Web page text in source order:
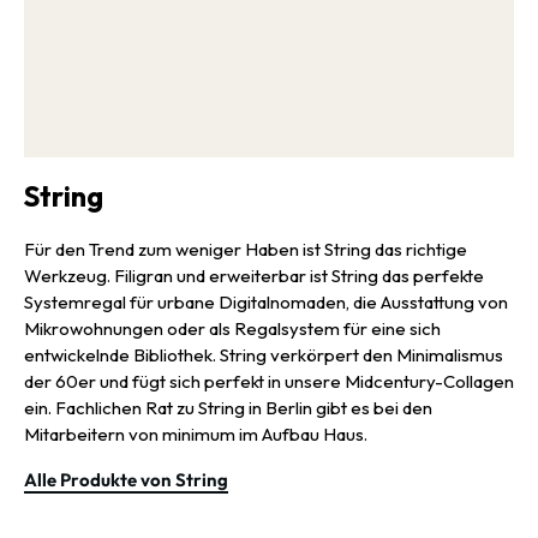
String
Für den Trend zum weniger Haben ist String das richtige
Werkzeug. Filigran und erweiterbar ist String das perfekte
Systemregal für urbane Digitalnomaden, die Ausstattung von
Mikrowohnungen oder als Regalsystem für eine sich
entwickelnde Bibliothek. String verkörpert den Minimalismus
der 60er und fügt sich perfekt in unsere Midcentury-Collagen
ein. Fachlichen Rat zu String in Berlin gibt es bei den
Mitarbeitern von minimum im Aufbau Haus.
Alle Produkte von String